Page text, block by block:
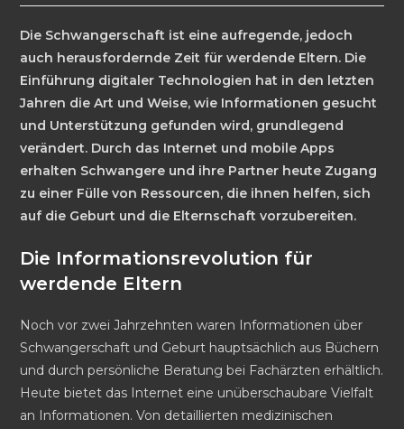
Die Schwangerschaft ist eine aufregende, jedoch
auch herausfordernde Zeit für werdende Eltern. Die
Einführung digitaler Technologien hat in den letzten
Jahren die Art und Weise, wie Informationen gesucht
und Unterstützung gefunden wird, grundlegend
verändert. Durch das Internet und mobile Apps
erhalten Schwangere und ihre Partner heute Zugang
zu einer Fülle von Ressourcen, die ihnen helfen, sich
auf die Geburt und die Elternschaft vorzubereiten.
Die Informationsrevolution für
werdende Eltern
Noch vor zwei Jahrzehnten waren Informationen über
Schwangerschaft und Geburt hauptsächlich aus Büchern
und durch persönliche Beratung bei Fachärzten erhältlich.
Heute bietet das Internet eine unüberschaubare Vielfalt
an Informationen. Von detaillierten medizinischen